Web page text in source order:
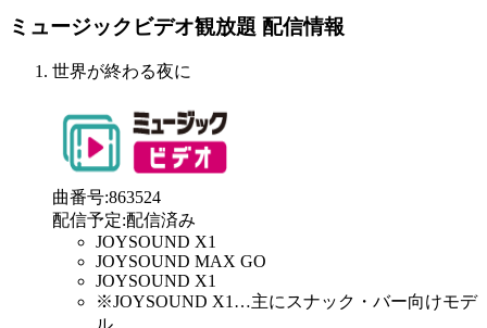
ミュージックビデオ観放題 配信情報
世界が終わる夜に
曲番号:863524
配信予定:配信済み
JOYSOUND X1
JOYSOUND MAX GO
JOYSOUND X1
※JOYSOUND X1 …主にスナック・バー向けモデ